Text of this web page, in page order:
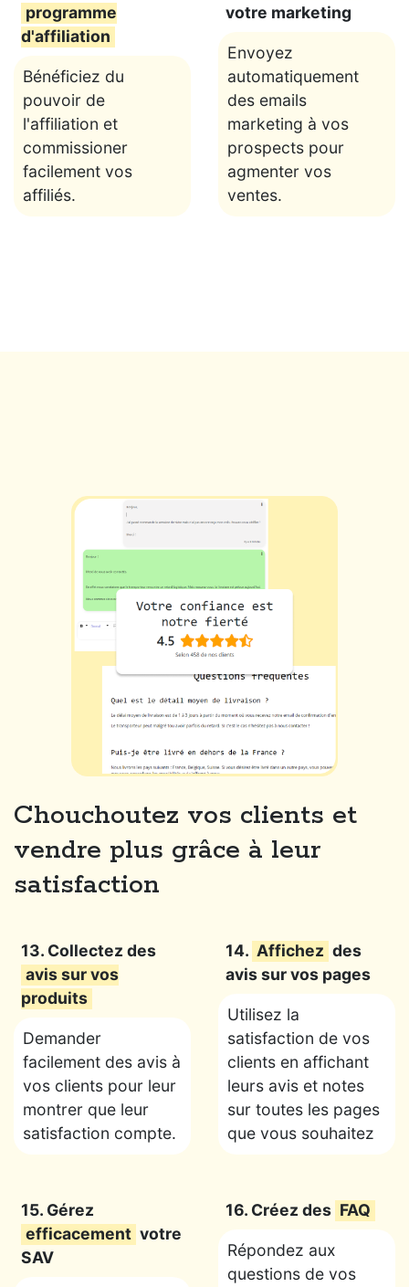
programme
d'affiliation
Bénéficiez du
pouvoir de
l'affiliation et
commissioner
facilement vos
affiliés.
votre marketing
Envoyez
automatiquement
des emails
marketing à vos
prospects pour
agmenter vos
ventes.
Chouchoutez vos clients et
vendre plus grâce à leur
satisfaction
13. Collectez des
avis sur vos
produits
Demander
facilement des avis à
vos clients pour leur
montrer que leur
satisfaction compte.
14. Affichez des
avis sur vos pages
Utilisez la
satisfaction de vos
clients en affichant
leurs avis et notes
sur toutes les pages
que vous souhaitez
15. Gérez
efficacement votre
SAV
16. Créez des FAQ
Répondez aux
questions de vos